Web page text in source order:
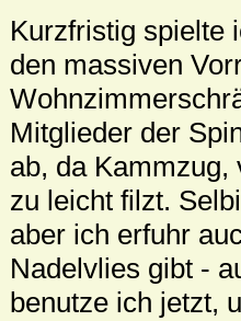
Kurzfristig spielte
den massiven
Mitglieder der
ab, da
zu leicht filzt.
aber ich erfuhr
Nadelvlies gibt -
benutze ich jetzt,